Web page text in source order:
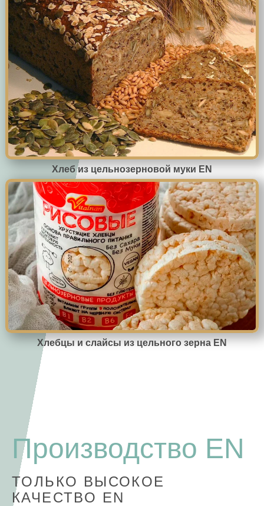
Хлеб из цельнозерновой муки EN
Хлебцы и слайсы из цельного зерна EN
Производство EN
ТОЛЬКО ВЫСОКОЕ
КАЧЕСТВО EN